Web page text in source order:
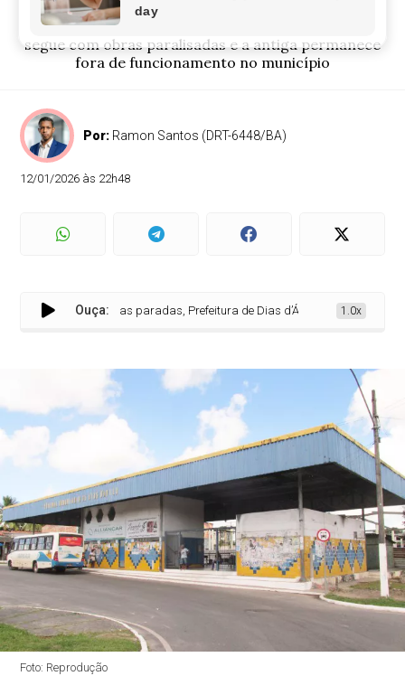
Medida é anunciada enquanto a nova rodoviária
segue com obras paralisadas e a antiga permanece
fora de funcionamento no município
Por: Ramon Santos (DRT-6448/BA)
12/01/2026 às 22h48
Ouça:
Com rodoviárias paradas, Prefeitura de Dias d’Ávila abre licitação para
1.0x
Foto: Reprodução